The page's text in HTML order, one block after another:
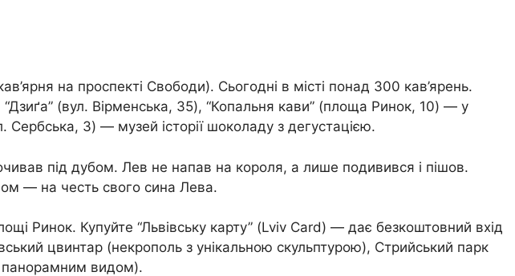
на проспекті Свободи). Сьогодні в місті понад 300 кав’ярень.
“Дзиґа” (вул. Вірменська, 35), “Копальня кави” (площа Ринок, 10) — у
3) — музей історії шоколаду з дегустацією.
під дубом. Лев не напав на короля, а лише подивився і пішов.
— на честь свого сина Лева.
Ринок. Купуйте “Львівську карту” (Lviv Card) — дає безкоштовний вхід
цвинтар (некрополь з унікальною скульптурою), Стрийський парк
панорамним видом).